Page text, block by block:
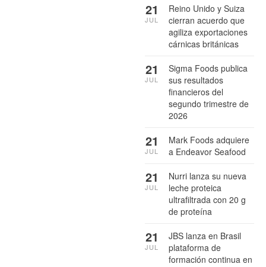
Reino Unido y Suiza
cierran acuerdo que
agiliza exportaciones
cárnicas británicas
21
JUL
Sigma Foods publica
sus resultados
financieros del
segundo trimestre de
2026
21
JUL
Mark Foods adquiere
a Endeavor Seafood
21
JUL
Nurri lanza su nueva
leche proteica
ultrafiltrada con 20 g
de proteína
21
JUL
JBS lanza en Brasil
plataforma de
formación continua en
21
JUL